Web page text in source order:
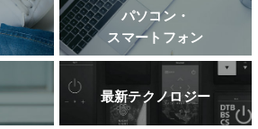
パソコン・
スマートフォン
最新テクノロジー